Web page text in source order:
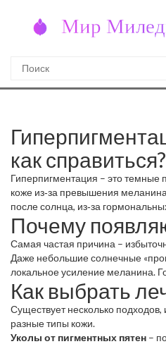
как справиться?
Гиперпигментация – это темные
коже из‑за превышения
после солнца, из‑за
воспалений. Если вы заметили
организм сигнализирует о
Почему
Самая частая причина –
Даже небольшие солнечные
локальное усиление меланина.
беременность, таблетки или
приводят к мелазме. Наконец,
порезы, раздражения –
темнеют.
Как выбрать
Существует несколько
разные типы кожи.
Уколы от пигментных пятен –